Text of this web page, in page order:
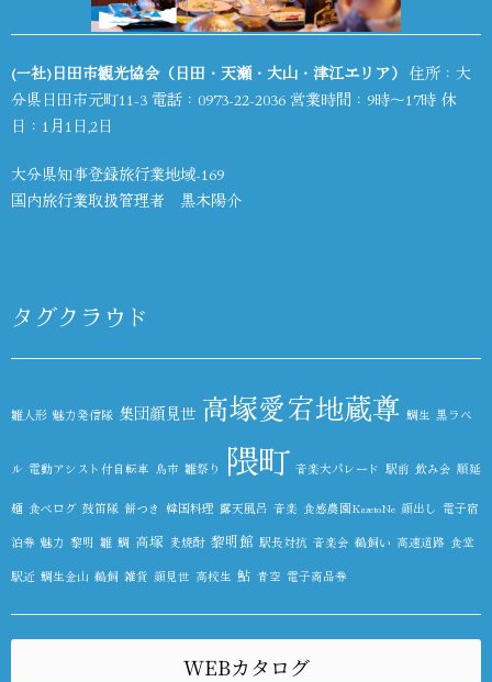
(一社)日田市観光協会（日田・天瀬・大山・津江エリア） 住所：大
分県日田市元町11-3 電話： 0973-22-2036 営業時間：9時～17時 休
日：1月1日,2日
大分県知事登録旅行業地域-169
国内旅行業取扱管理者 黒木陽介
タグクラウド
雛人形 魅力発信隊 集団顔見世 高塚愛宕地蔵尊 鯛生 黒ラベ
ル 電動アシスト付自転車 鳥市 雛祭り 隈町 音楽大パレード 駅前 飲み会 順延
麺 食べログ 鼓笛隊 餅つき 韓国料理 露天風呂 音楽 食感農園KazetoNe 顔出し 電子宿
泊券 魅力 黎明 雛 鯛 高塚 麦焼酎 黎明館 駅長対抗 音楽会 鵜飼い 高速道路 食堂
駅近 鯛生金山 鵜飼 雑貨 顔見世 高校生 鮎 青空 電子商品券
WEBカタログ